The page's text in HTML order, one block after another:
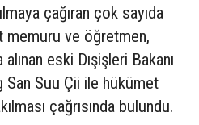
çağıran çok sayıda
memuru ve öğretmen,
eski Dışişleri Bakanı
Suu Çii ile hükümet
çağrısında bulundu.